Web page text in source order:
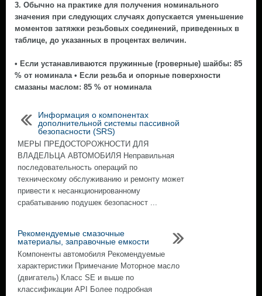
3. Обычно на практике для получения номинального
значения при следующих случаях допускается уменьшение
моментов затяжки резьбовых соединений, приведенных в
таблице, до указанных в процентах величин.
• Если устанавливаются пружинные (гроверные) шайбы: 85
% от номинала • Если резьба и опорные поверхности
смазаны маслом: 85 % от номинала
Информация о компонентах
дополнительной системы пассивной
безопасности (SRS)
МЕРЫ ПРЕДОСТОРОЖНОСТИ ДЛЯ
ВЛАДЕЛЬЦА АВТОМОБИЛЯ Неправильная
последовательность операций по
техническому обслуживанию и ремонту может
привести к несанкционированному
срабатыванию подушек безопасност ...
Рекомендуемые смазочные
материалы, заправочные емкости
Компоненты автомобиля Рекомендуемые
характеристики Примечание Моторное масло
(двигатель) Класс SE и выше по
классификации API Более подробная